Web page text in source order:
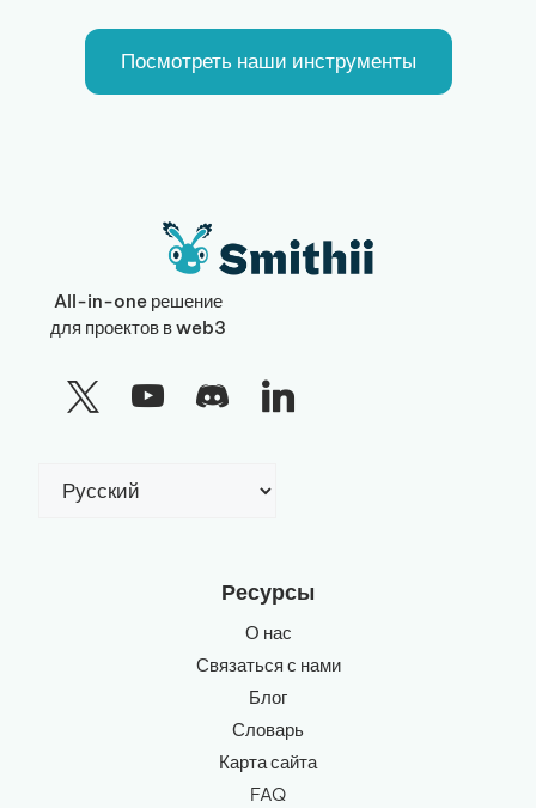
Посмотреть наши инструменты
All-in-one решение
для проектов в web3
язык
Ресурсы
О нас
Связаться с нами
Блог
Словарь
Карта сайта
FAQ